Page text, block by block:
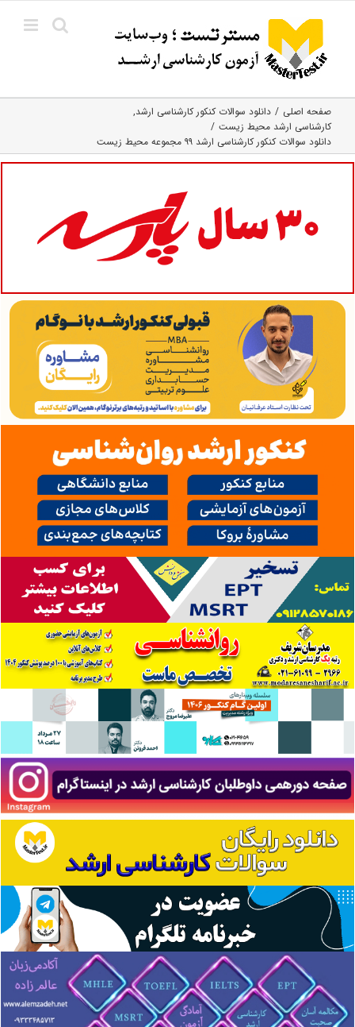
content
صفحه اصلی
دانلود سوالات کنکور کارشناسی ارشد
کارشناسی ارشد محیط زیست
دانلود سوالات کنکور کارشناسی ارشد ۹۹ مجموعه محیط زیست